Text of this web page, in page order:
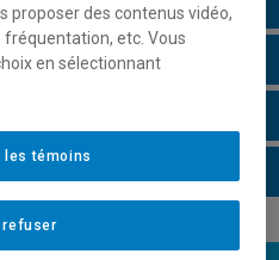
proposer des contenus vidéo,
fréquentation, etc. Vous
en sélectionnant
refuser
les témoins